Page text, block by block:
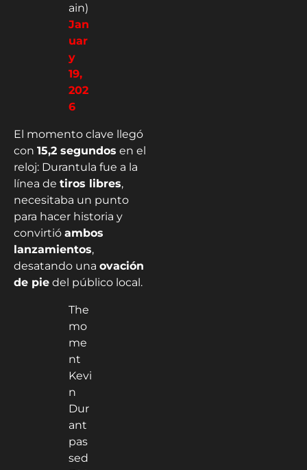
ain)
Jan
uar
y
19,
202
6
El momento clave llegó
con 15,2 segundos en el
reloj: Durantula fue a la
línea de tiros libres,
necesitaba un punto
para hacer historia y
convirtió ambos
lanzamientos,
desatando una ovación
de pie del público local.
The
mo
me
nt
Kevi
n
Dur
ant
pas
sed